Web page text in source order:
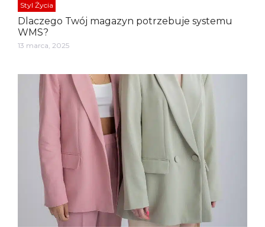
Styl Życia
Dlaczego Twój magazyn potrzebuje systemu
WMS?
13 marca, 2025